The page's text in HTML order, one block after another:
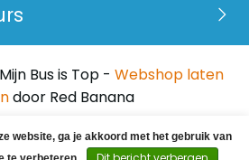
Bus is Top - Webshop laten
door Red Banana
website, ga je akkoord met het gebruik van